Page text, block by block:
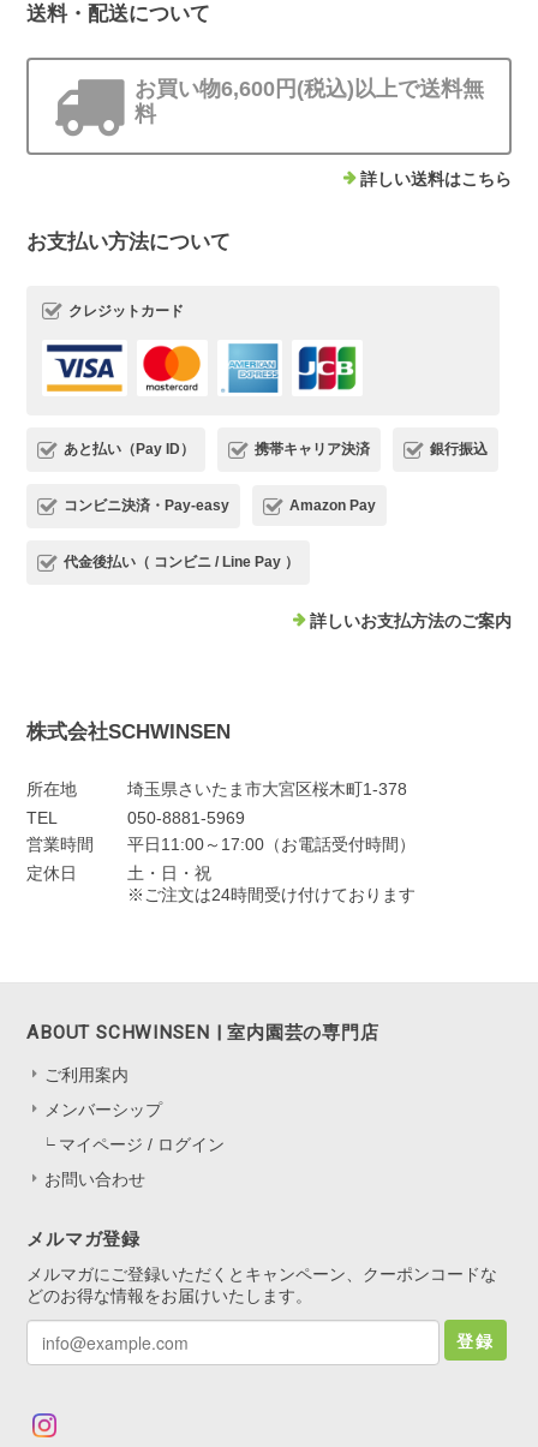
送料・配送について
お買い物6,600円(税込)以上で送料無
料
詳しい送料はこちら
お支払い方法について
クレジットカード
あと払い（Pay ID） 携帯キャリア決済 銀行振込
コンビニ決済・Pay-easy Amazon Pay
代金後払い（ コンビニ / Line Pay ）
詳しいお支払方法のご案内
株式会社SCHWINSEN
所在地
埼玉県さいたま市大宮区桜木町1-378
TEL
050-8881-5969
営業時間
平日11:00～17:00（お電話受付時間）
定休日
土・日・祝
※ご注文は24時間受け付けております
ABOUT SCHWINSEN | 室内園芸の専門店
ご利用案内
メンバーシップ
マイページ / ログイン
お問い合わせ
メルマガ登録
メルマガにご登録いただくとキャンペーン、クーポンコードな
どのお得な情報をお届けいたします。
登録